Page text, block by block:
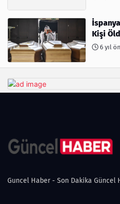
Kişi
6 yıl
Guncel Haber - Son Dakika Güncel